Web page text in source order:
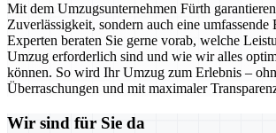
Mit dem Umzugsunternehmen Fürth
Zuverlässigkeit, sondern auch eine umfassende
Experten beraten Sie gerne vorab, welche
Umzug erforderlich sind und wie wir alles
können. So wird Ihr Umzug zum Erlebnis –
Überraschungen und mit maximaler
Wir sind für Sie da